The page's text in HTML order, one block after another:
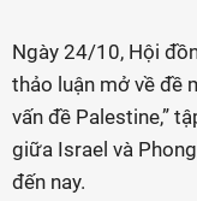
Ngày 24/10, Hội
thảo luận mở về đề
vấn đề Palestine,”
giữa Israel và
đến nay.